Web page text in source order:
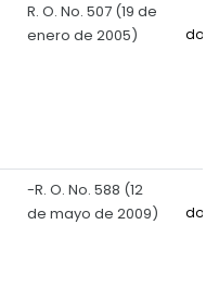
R. O. No. 507 (19 de
enero de 2005)
-R. O. No. 588 (12
de mayo de 2009)